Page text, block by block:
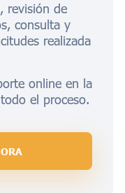
revisión de
consulta y
realizada
online en la
el proceso.